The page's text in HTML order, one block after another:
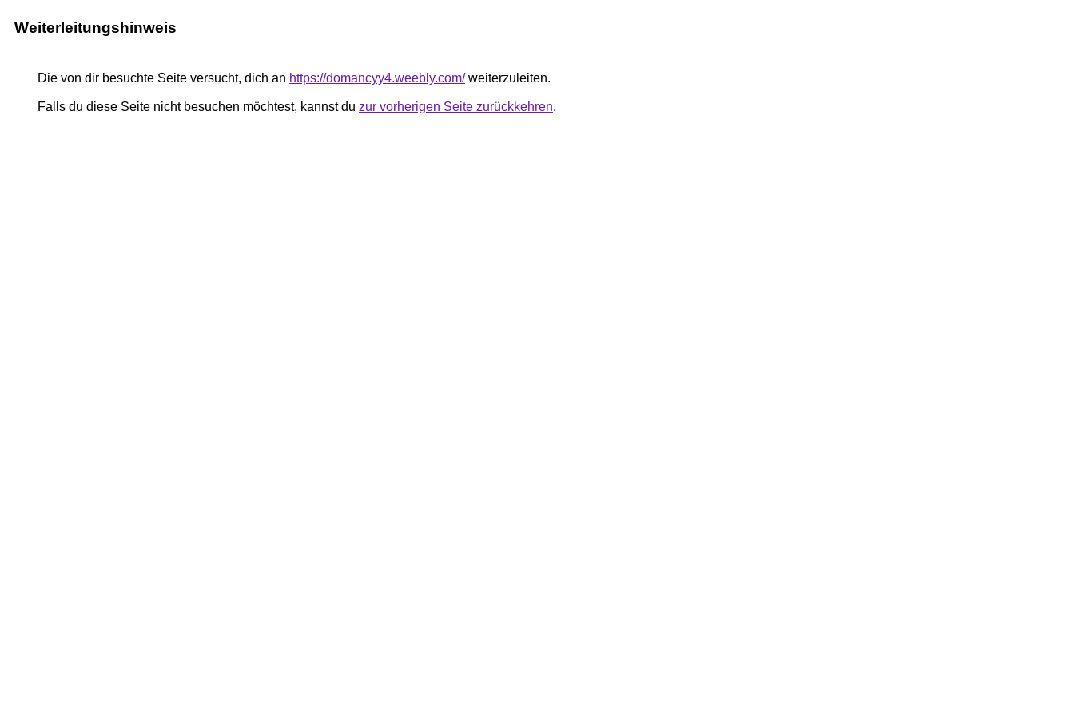
Weiterleitungshinweis
Die von dir besuchte Seite versucht, dich an https://domancyy4.weebly.com/weiterzuleiten.
Falls du diese Seite nicht besuchen möchtest, kannst du zur vorherigen Seite zurückkehren.